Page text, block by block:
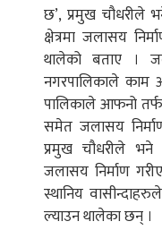
छ’, प्रमुख चौधरीले
क्षेत्रमा जलासय
थालेको बताए ।
नगरपालिकाले काम
पालिकाले आफनो
समेत जलासय
प्रमुख चौधरीले भने
जलासय निर्माण
स्थानिय
ल्याउन थालेका छन् ।